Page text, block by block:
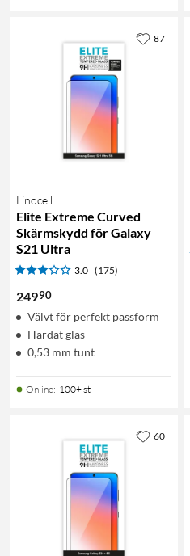
Linocell
Elite Extreme Curved
Skärmskydd för Galaxy
S21 Ultra
3.0 (175)
24990
Välvt för perfekt passform
Härdat glas
0,53 mm tunt
Online: 100+ st
87
60